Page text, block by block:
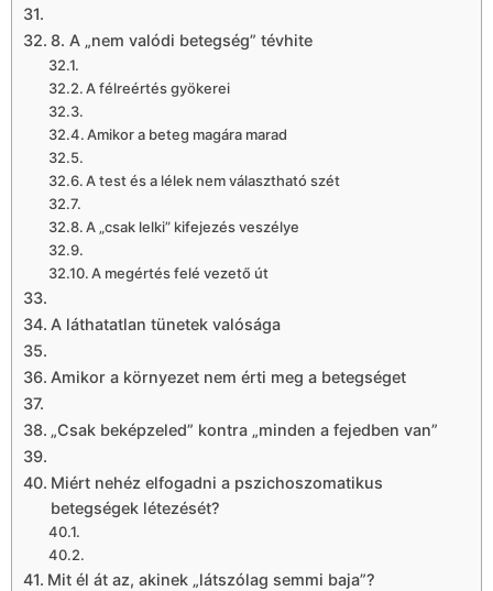
8. A „nem valódi betegség” tévhite
A félreértés gyökerei
Amikor a beteg magára marad
A test és a lélek nem választható szét
A „csak lelki” kifejezés veszélye
A megértés felé vezető út
A láthatatlan tünetek valósága
Amikor a környezet nem érti meg a betegséget
„Csak beképzeled” kontra „minden a fejedben van”
Miért nehéz elfogadni a pszichoszomatikus
betegségek létezését?
Mit él át az, akinek „látszólag semmi baja”?